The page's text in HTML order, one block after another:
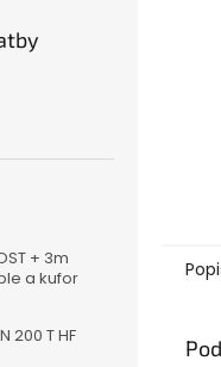
+ 3m
a kufor
200 T HF